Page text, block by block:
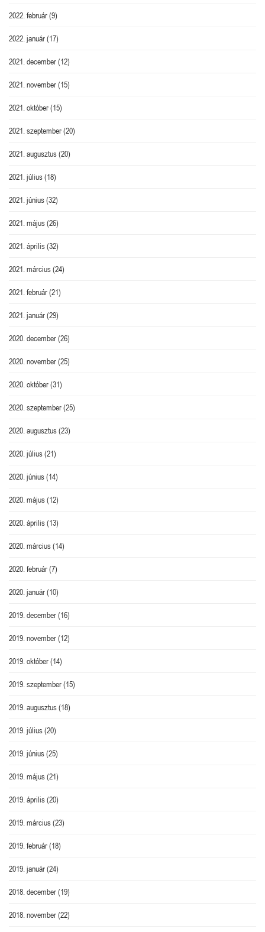
2022. február(9)
2022. január(17)
2021. december(12)
2021. november(15)
2021. október(15)
2021. szeptember(20)
2021. augusztus(20)
2021. július(18)
2021. június(32)
2021. május(26)
2021. április(32)
2021. március(24)
2021. február(21)
2021. január(29)
2020. december(26)
2020. november(25)
2020. október(31)
2020. szeptember(25)
2020. augusztus(23)
2020. július(21)
2020. június(14)
2020. május(12)
2020. április(13)
2020. március(14)
2020. február(7)
2020. január(10)
2019. december(16)
2019. november(12)
2019. október(14)
2019. szeptember(15)
2019. augusztus(18)
2019. július(20)
2019. június(25)
2019. május(21)
2019. április(20)
2019. március(23)
2019. február(18)
2019. január(24)
2018. december(19)
2018. november(22)